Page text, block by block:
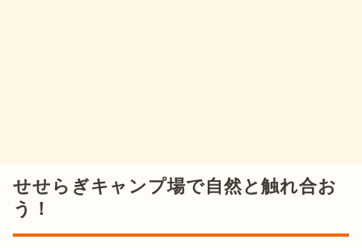
せせらぎキャンプ場で自然と触れ合お
う！